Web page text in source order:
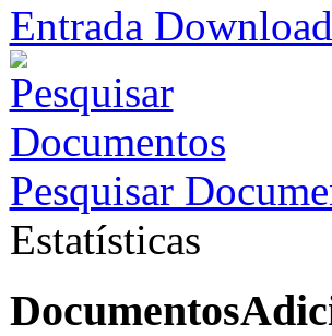
Entrada
Pesquisar
Estatísticas
Documentos